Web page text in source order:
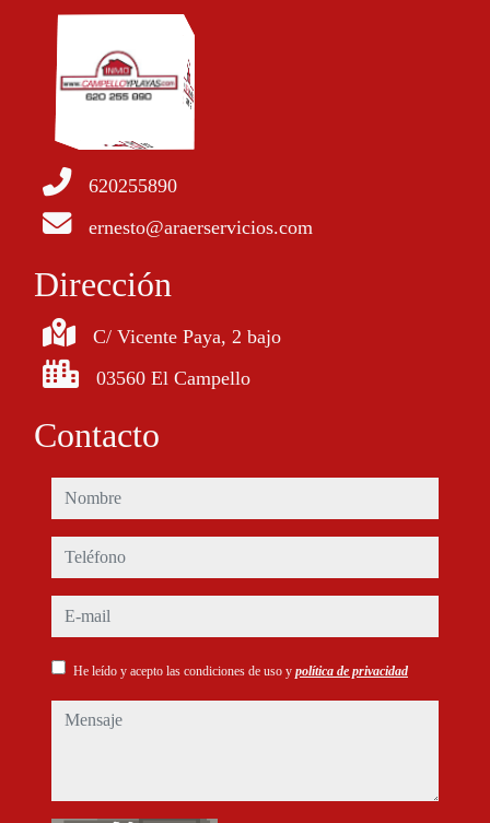
620255890
ernesto@araerservicios.com
Dirección
C/ Vicente Paya, 2 bajo
03560 El Campello
Contacto
nombre
teléfono
e-mail
He leído y acepto las condiciones de uso y política de privacidad
mensaje